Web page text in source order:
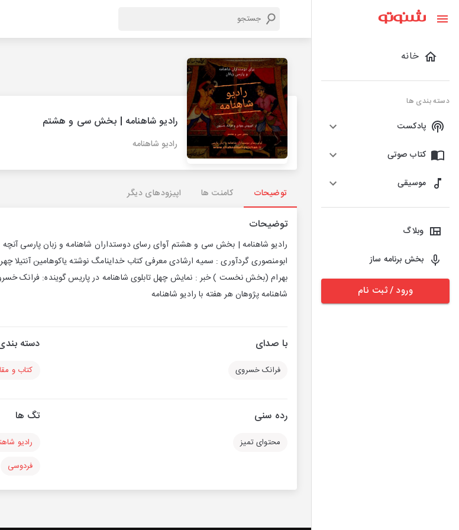
خانه
دسته بندی ها
پادکست
کتاب صوتی
موسیقی
وبلاگ
بخش برنامه ساز
ورود / ثبت نام
رادیو شاهنامه | بخش سی و هشتم
رادیو شاهنامه
توضیحات کامنت ها اپیزودهای دیگر
توضیحات
رادیو شاهنامه | بخش سی و هشتم آوای رسای دوستداران شاهنامه و زبان پارسی
ابومنصوری گردآوری : سمیه ارشادی معرفی کتاب خداینامگ نوشته یاکوهامین آنتیلا
بهرام (بخش نخست ) خبر : نمایش چهل تابلوی شاهنامه در پاریس گوینده: فرانک
شاهنامه پژوهان هر هفته با رادیو شاهنامه
با صدای
فرانک خسروی
دسته
کتاب و
رده سنی
محتوای تمیز
تگ ها
رادیو
فردوسی